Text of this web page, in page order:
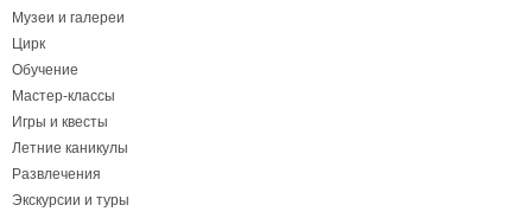
Музеи и галереи
Цирк
Обучение
Мастер-классы
Игры и квесты
Летние каникулы
Развлечения
Экскурсии и туры